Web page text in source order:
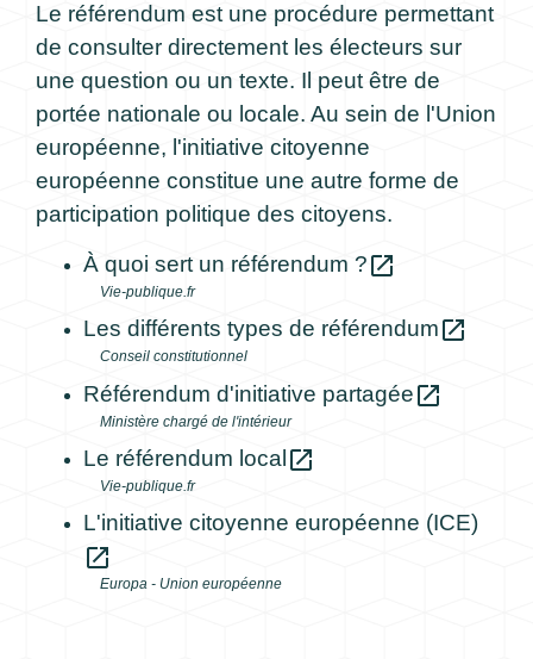
Le référendum est une procédure permettant
de consulter directement les électeurs sur
une question ou un texte. Il peut être de
portée nationale ou locale. Au sein de l'Union
européenne, l'initiative citoyenne
européenne constitue une autre forme de
participation politique des citoyens.
À quoi sert un référendum ?open_in_new
Vie-publique.fr
Les différents types de référendumopen_in_new
Conseil constitutionnel
Référendum d'initiative partagéeopen_in_new
Ministère chargé de l'intérieur
Le référendum local open_in_new
Vie-publique.fr
L'initiative citoyenne européenne (ICE)
open_in_new
Europa - Union européenne